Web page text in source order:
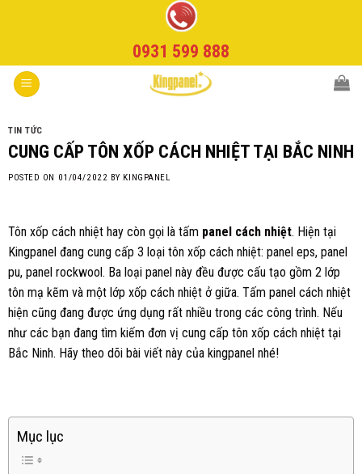
0931 599 888
TIN TỨC
CUNG CẤP TÔN XỐP CÁCH NHIỆT TẠI BẮC NINH
POSTED ON 01/04/2022 BY KINGPANEL
Tôn xốp cách nhiệt hay còn gọi là tấm panel cách nhiệt. Hiện tại
Kingpanel đang cung cấp 3 loại tôn xốp cách nhiệt: panel eps, panel
pu, panel rockwool. Ba loại panel này đều được cấu tạo gồm 2 lớp
tôn mạ kẽm và một lớp xốp cách nhiệt ở giữa. Tấm panel cách nhiệt
hiện cũng đang được ứng dụng rất nhiều trong các công trình. Nếu
như các bạn đang tìm kiếm đơn vị cung cấp tôn xốp cách nhiệt tại
Bắc Ninh. Hãy theo dõi bài viết này của kingpanel nhé!
Mục lục